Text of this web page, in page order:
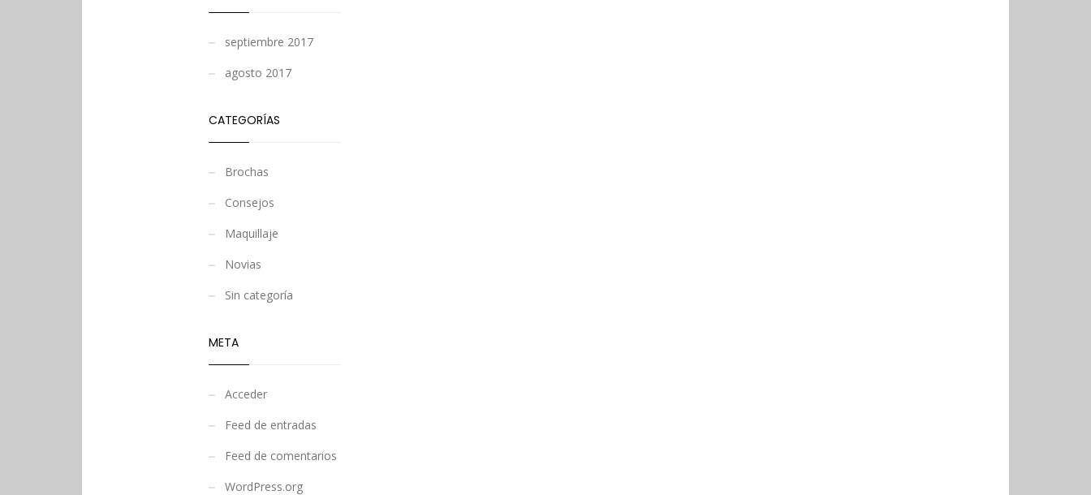
septiembre 2017
agosto 2017
CATEGORÍAS
Brochas
Consejos
Maquillaje
Novias
Sin categoría
META
Acceder
Feed de entradas
Feed de comentarios
WordPress.org